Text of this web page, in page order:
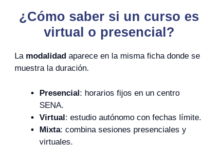
¿Cómo saber si un curso es
virtual o presencial?
La modalidad aparece en la misma ficha donde se
muestra la duración.
Presencial: horarios fijos en un centro
SENA.
Virtual: estudio autónomo con fechas límite.
Mixta: combina sesiones presenciales y
virtuales.